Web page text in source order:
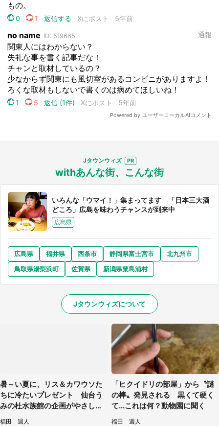
Jタウンウィズ
withあんな街、こんな街
いろんな「ウマイ！」集まってます 「日本三大酒
どころ」広島を味わうチャンスが到来中
広島県
広島県 福井県 西条市 静岡県富士宮市
北九州市
鳥取県湯梨浜町
佐賀県 新潟県粟島浦村
Jタウンウィズについて
暑～い夏に、リス＆カワウソた
ちに冷たいプレゼント 仙台う
みの杜水族館の企画がやさしい
【7／31～8／23】
福田 週人
「ヒクイドリの部屋」から〝謎
の棒〟発見される 黒くて硬く
て...これは何？動物園に聞く
福田 週人